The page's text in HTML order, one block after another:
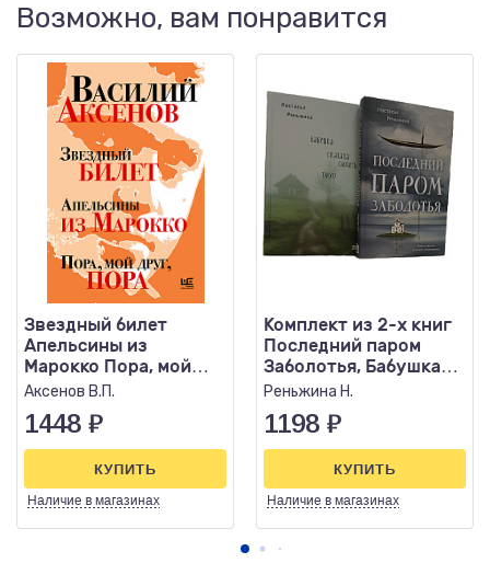
Возможно, вам понравится
Звездный билет
Апельсины из
Марокко Пора, мой
друг, пора
Аксенов В.П.
1448 ₽
Наличие в магазинах
КУПИТЬ
Комплект из 2-х книг
Последний паром
Заболотья, Бабушка
сказала сидеть тихо
Реньжина Н.
1198 ₽
Наличие в магазинах
КУПИТЬ